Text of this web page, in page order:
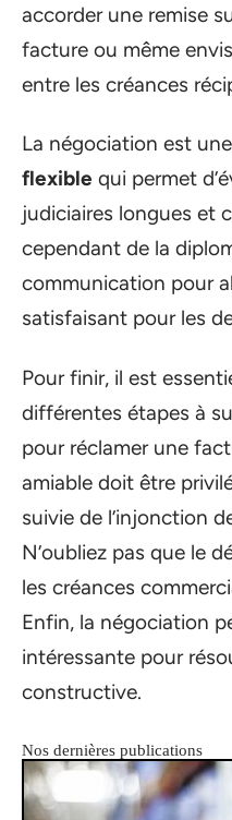
accorder une remise
facture ou même
entre les créances
La négociation est
flexible qui permet
judiciaires longues et
cependant de la
communication pour
satisfaisant pour les
Pour finir, il est
différentes étapes à
pour réclamer une
amiable doit être
suivie de l’injonction
N’oubliez pas que le
les créances
Enfin, la négociation
intéressante pour
constructive.
Nos dernières publications